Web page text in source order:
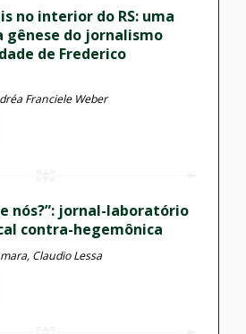
no interior do RS: uma
gênese do jornalismo
de Frederico
Franciele Weber
nós?”: jornal-laboratório
contra-hegemônica
Claudio Lessa